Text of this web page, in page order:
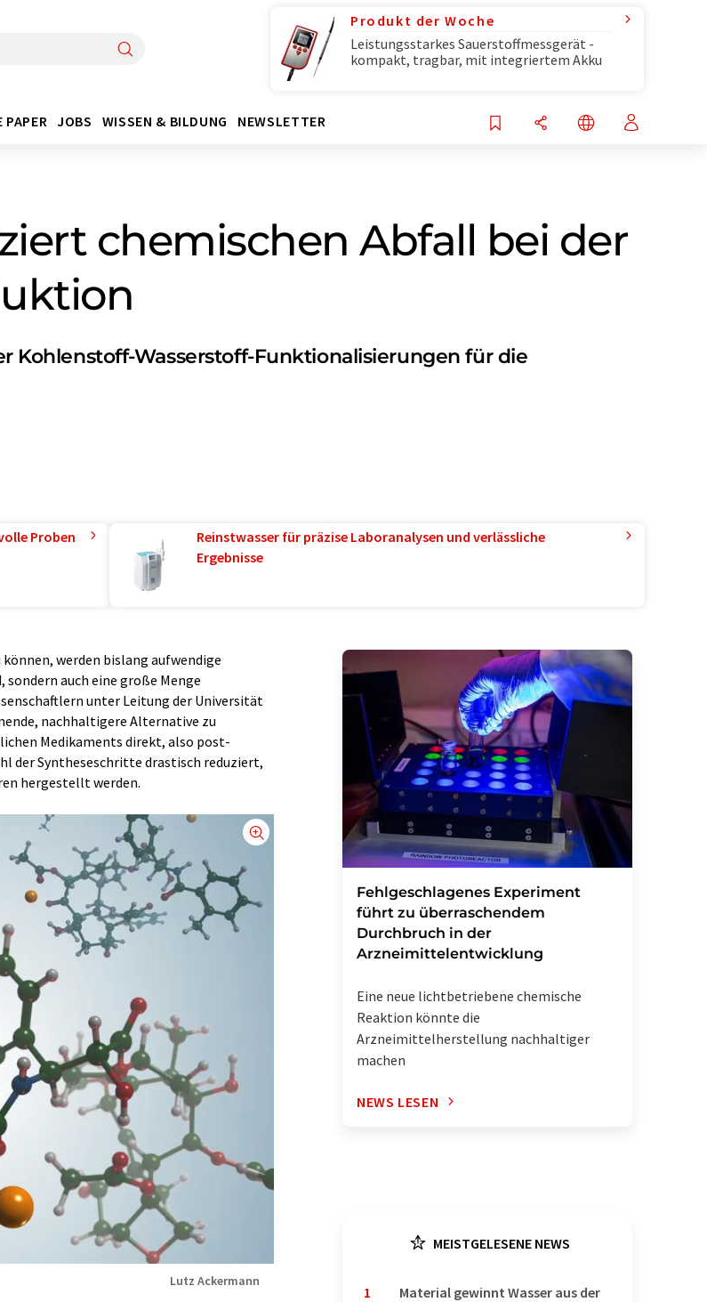
Produkt der Woche
Leistungsstarkes Sauerstoffmessgerät -
kompakt, tragbar, mit integriertem Akku
PAPER JOBS WISSEN & BILDUNG NEWSLETTER
chemischen Abfall bei der
Kohlenstoff-Wasserstoff-Funktionalisierungen für die
Proben
Reinstwasser für präzise Laboranalysen und verlässliche
Ergebnisse
werden bislang aufwendige
auch eine große Menge
unter Leitung der Universität
nachhaltigere Alternative zu
Medikaments direkt, also post-
der Syntheseschritte drastisch reduziert,
hergestellt werden.
Lutz Ackermann
Fehlgeschlagenes Experiment
führt zu überraschendem
Durchbruch in der
Arzneimittelentwicklung
Eine neue lichtbetriebene chemische
Reaktion könnte die
Arzneimittelherstellung nachhaltiger
machen
NEWS LESEN
MEISTGELESENE NEWS
1
Material gewinnt Wasser aus der